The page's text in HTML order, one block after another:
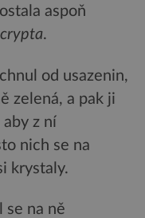
aspoň
.
od usazenin,
zelená, a pak ji
z ní
nich se na
krystaly.
se na ně